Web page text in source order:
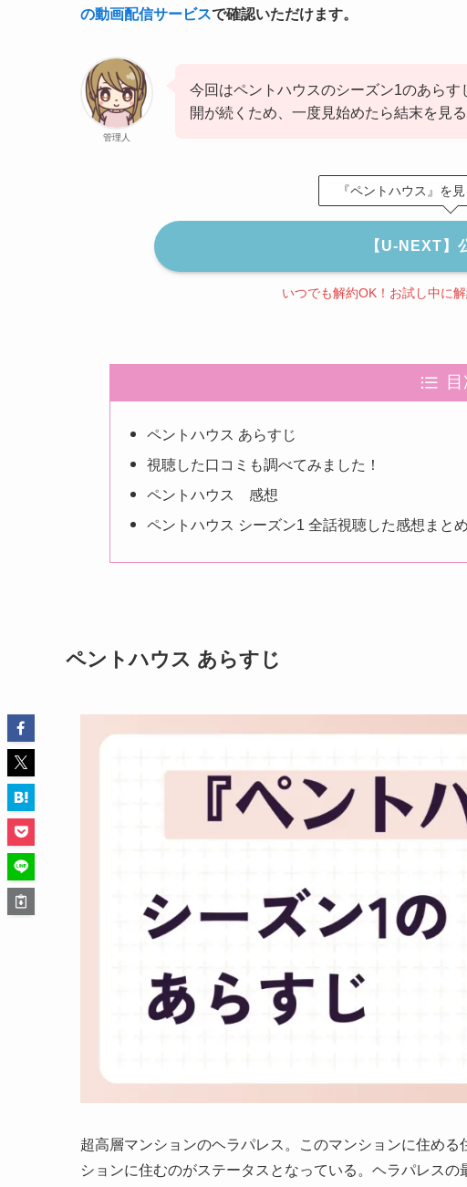
の動画配信サービスで確認いただけます。
管理人
今回はペントハウスのシーズン1のあら
開が続くため、一度見始めたら結末を見
『ペントハウス』を
【U-NEXT】
いつでも解約OK！お試し中に
ペントハウス あらすじ
視聴した口コミも調べてみました！
ペントハウス 感想
ペントハウス シーズン1 全話視聴した感想まとめ
ペントハウス あらすじ
超高層マンションのヘラパレス。このマンションに住め
ションに住むのがステータスとなっている。ヘラパレスの